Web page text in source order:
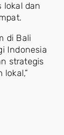
lokal dan
di Bali
Indonesia
strategis